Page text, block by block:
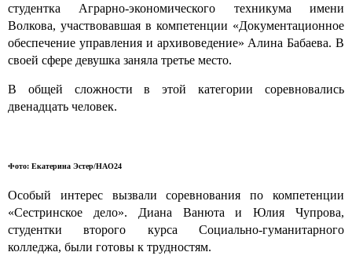
студентка Аграрно-экономического техникума имени
Волкова, участвовавшая в компетенции «Документационное
обеспечение управления и архивоведение» Алина Бабаева. В
своей сфере девушка заняла третье место.
В общей сложности в этой категории соревновались
двенадцать человек.
Фото: Екатерина Эстер/НАО24
Особый интерес вызвали соревнования по компетенции
«Сестринское дело». Диана Ванюта и Юлия Чупрова,
студентки второго курса Социально-гуманитарного
колледжа, были готовы к трудностям.